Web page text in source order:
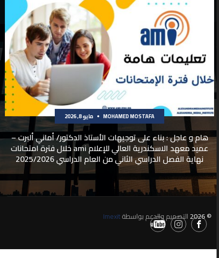
MOHAMED MOSTAFA مايو 8, 2026
هام و عاجل : بناء على توجيهات الأستاذ الدكتور/ أماني ألبرت –
عميد معهد الاسكندرية العالي للإعلام ami خلال فترة امتحانات
نهاية الفصل الدراسي الثاني من العام الدراسي 2025/2026
© 2026 التصميم والدعم بواسطةImexit